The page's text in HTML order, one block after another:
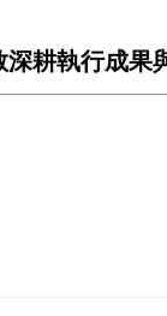
耕執行成果